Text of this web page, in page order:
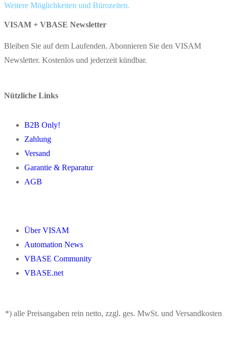
Weitere Möglichkeiten und Bürozeiten.
VISAM + VBASE Newsletter
Bleiben Sie auf dem Laufenden. Abonnieren Sie den VISAM
Newsletter. Kostenlos und jederzeit kündbar.
Nützliche Links
B2B Only!
Zahlung
Versand
Garantie & Reparatur
AGB
Über VISAM
Automation News
VBASE Community
VBASE.net
*) alle Preisangaben rein netto, zzgl. ges. MwSt. und Versandkosten